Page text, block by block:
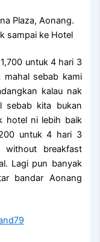
Plaza, Aonang.
sampai ke Hotel
untuk 4 hari 3
mahal sebab kami
kalau nak
sebab kita bukan
hotel ni lebih baik
untuk 4 hari 3
breakfast
Lagi pun banyak
bandar Aonang